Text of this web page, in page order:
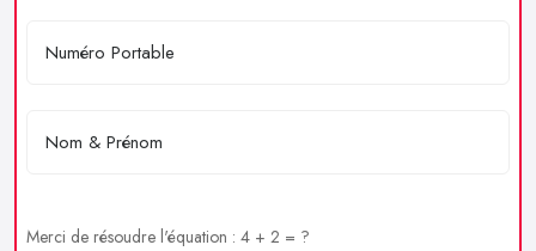
Merci de résoudre l'équation : 4 + 2 = ?